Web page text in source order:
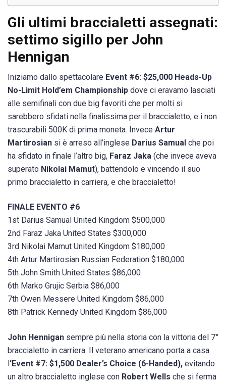
Gli ultimi braccialetti assegnati:
settimo sigillo per John
Hennigan
Iniziamo dallo spettacolare Event #6: $25,000 Heads-Up
No-Limit Hold’em Championship dove ci eravamo lasciati
alle semifinali con due big favoriti che per molti si
sarebbero sfidati nella finalissima per il braccialetto, e i non
trascurabili 500K di prima moneta. Invece Artur
Martirosian si è arreso all’inglese Darius Samual che poi
ha sfidato in finale l’altro big, Faraz Jaka (che invece aveva
superato Nikolai Mamut), battendolo e vincendo il suo
primo braccialetto in carriera, e che braccialetto!
FINALE EVENTO #6
1st Darius Samual United Kingdom $500,000
2nd Faraz Jaka United States $300,000
3rd Nikolai Mamut United Kingdom $180,000
4th Artur Martirosian Russian Federation $180,000
5th John Smith United States $86,000
6th Marko Grujic Serbia $86,000
7th Owen Messere United Kingdom $86,000
8th Patrick Kennedy United Kingdom $86,000
John Hennigan sempre più nella storia con la vittoria del 7°
braccialetto in carriera. Il veterano americano porta a casa
l‘Event #7: $1,500 Dealer’s Choice (6-Handed), evitando
un altro braccialetto inglese con Robert Wells che si ferma